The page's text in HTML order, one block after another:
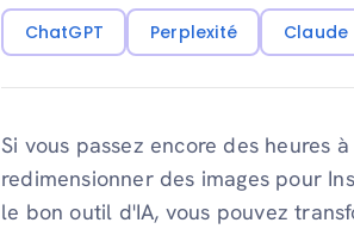
ChatGPT Perplexité Claude
Si vous passez encore des heures
redimensionner des images pour
le bon outil d'IA, vous pouvez